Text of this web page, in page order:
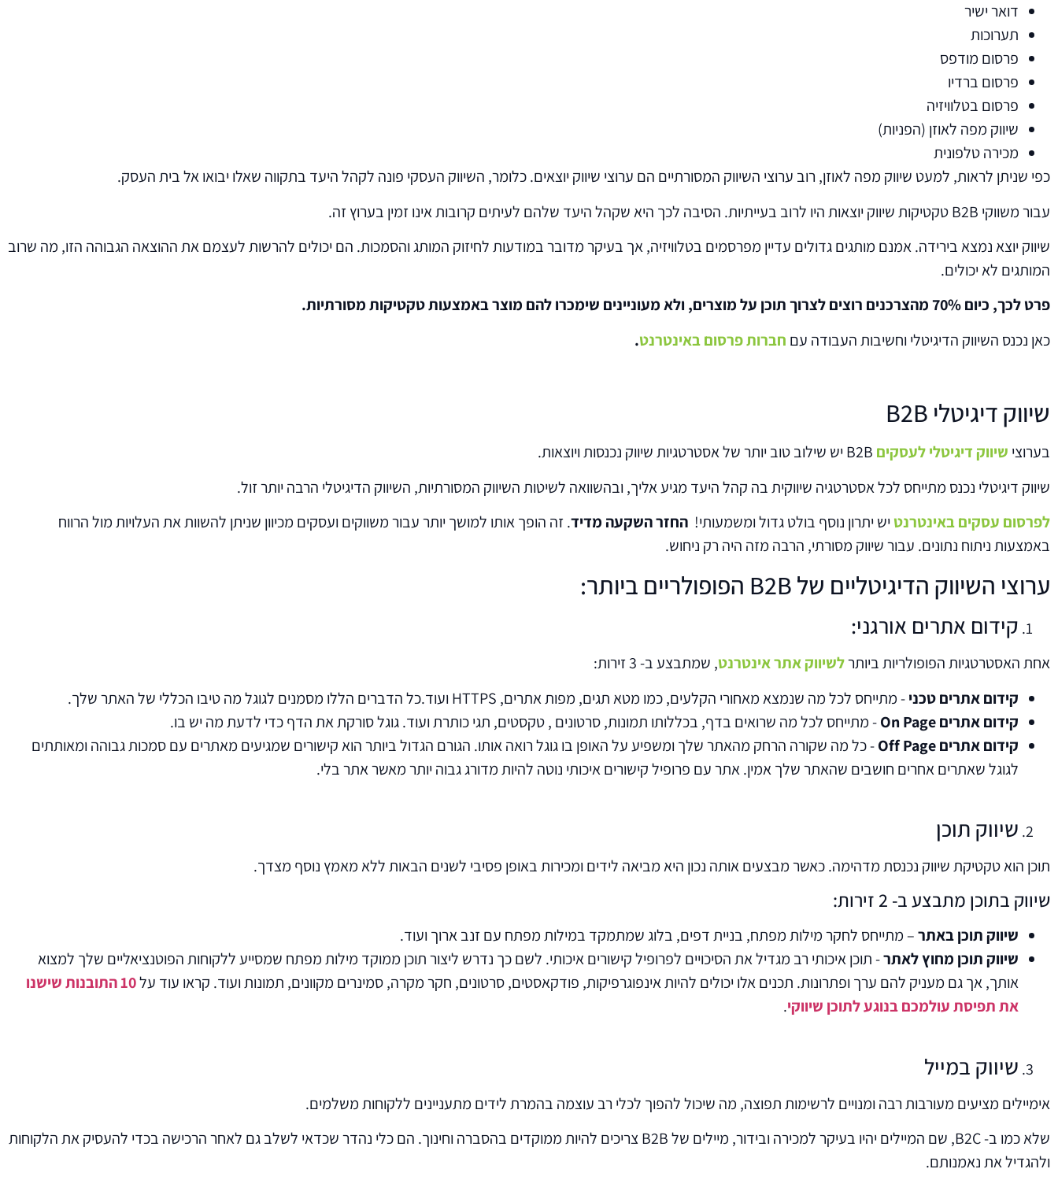
דואר ישיר
תערוכות
פרסום מודפס
פרסום ברדיו
פרסום בטלוויזיה
שיווק מפה לאוזן (הפניות)
מכירה טלפונית
כפי שניתן לראות, למעט שיווק מפה לאוזן, רוב ערוצי השיווק המסורתיים הם ערוצי שיווק יוצאים. כלומר, השיווק העסקי פונה לקהל היעד בתקווה שאלו יבואו אל בית העסק.
עבור משווקי B2B טקטיקות שיווק יוצאות היו לרוב בעייתיות. הסיבה לכך היא שקהל היעד שלהם לעיתים קרובות אינו זמין בערוץ זה.
שיווק יוצא נמצא בירידה. אמנם מותגים גדולים עדיין מפרסמים בטלוויזיה, אך בעיקר מדובר במודעות לחיזוק המותג והסמכות. הם יכולים להרשות לעצמם את ההוצאה הגבוהה הזו, מה שרוב
המותגים לא יכולים.
פרט לכך, כיום 70% מהצרכנים רוצים לצרוך תוכן על מוצרים, ולא מעוניינים שימכרו להם מוצר באמצעות טקטיקות מסורתיות.
כאן נכנס השיווק הדיגיטלי וחשיבות העבודה עם חברות פרסום באינטרנט.
שיווק דיגיטלי B2B
בערוצי שיווק דיגיטלי לעסקים
שיווק דיגיטלי נכנס מתייחס לכל אסטרטגיה שיווקית בה קהל היעד מגיע אליך, ובהשוואה לשיטות השיווק המסורתיות, השיווק הדיגיטלי הרבה יותר זול.
לפרסום עסקים באינטרנט יש יתרון נוסף בולט גדול ומשמעותי! החזר השקעה מדיד. זה הופך אותו למושך יותר עבור משווקים ועסקים מכיוון שניתן להשוות את העלויות מול הרווח
באמצעות ניתוח נתונים. עבור שיווק מסורתי, הרבה מזה היה רק ​​ניחוש.
ערוצי השיווק הדיגיטליים של B2B הפופולריים ביותר:
קידום אתרים אורגני:
אחת האסטרטגיות הפופולריות ביותרלשיווק אתר אינטרנט, שמתבצע ב- 3 זירות:
קידום אתרים טכני- מתייחס לכל מה שנמצא מאחורי הקלעים, כמו מטא תגים, מפות אתרים, HTTPS ועוד.כל הדברים הללו מסמנים לגוגל מה טיבו הכללי של האתר שלך.
קידום אתרים On Page
- מתייחס לכל מה שרואים בדף, בכללותו תמונות, סרטונים , טקסטים, תגי כותרת ועוד. גוגל סורקת את הדף כדי לדעת מה יש בו.
קידום אתרים Off Page
- כל מה שקורה הרחק מהאתר שלך ומשפיע על האופן בו גוגל רואה אותו. הגורם הגדול ביותר הוא קישורים שמגיעים מאתרים עם סמכות גבוהה ומאותתים
לגוגל שאתרים אחרים חושבים שהאתר שלך אמין. אתר עם פרופיל קישורים איכותי נוטה להיות מדורג גבוה יותר מאשר אתר בלי.
שיווק תוכן
תוכן הוא טקטיקת שיווק נכנסת מדהימה. כאשר מבצעים אותה נכון היא מביאה לידים ומכירות באופן פסיבי לשנים הבאות ללא מאמץ נוסף מצדך.
שיווק בתוכן מתבצע ב- 2 זירות:
שיווק תוכן באתר– מתייחס לחקר מילות מפתח, בניית דפים, בלוג שמתמקד במילות מפתח עם זנב ארוך ועוד.
שיווק תוכן מחוץ לאתר- תוכן איכותי רב מגדיל את הסיכויים לפרופיל קישורים איכותי. לשם כך נדרש ליצור תוכן ממוקד מילות מפתח שמסייע ללקוחות הפוטנציאליים שלך למצוא
אותך, אך גם מעניק להם ערך ופתרונות. תכנים אלו יכולים להיות אינפוגרפיקות, פודקאסטים, סרטונים, חקר מקרה, סמינרים מקוונים, תמונות ועוד. קראו עוד על
10 התובנות שישנו
את תפיסת עולמכם בנוגע לתוכן שיווקי.
שיווק במייל
אימיילים מציעים מעורבות רבה ומנויים לרשימות תפוצה, מה שיכול להפוך לכלי רב עוצמה בהמרת לידים מתעניינים ללקוחות משלמים.
שלא כמו ב- B2C, שם המיילים יהיו בעיקר למכירה ובידור, מיילים של B2B צריכים להיות ממוקדים בהסברה וחינוך. הם כלי נהדר שכדאי לשלב גם לאחר הרכישה בכדי להעסיק את הלקוחות
ולהגדיל את נאמנותם.